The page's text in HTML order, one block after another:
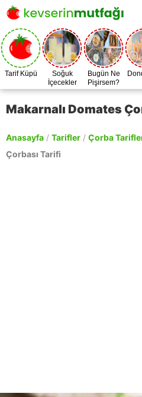
Tarif Küpü
Soğuk
İçecekler
Bugün Ne
Pişirsem?
Makarnalı Domates
Anasayfa / Tarifler / Çorba
Çorbası Tarifi